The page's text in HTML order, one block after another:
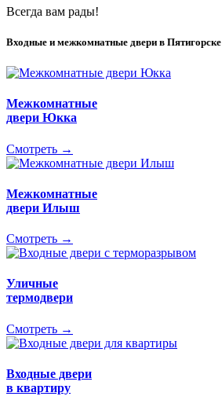
Всегда вам рады!
Входные и межкомнатные двери в Пятигорске
Межкомнатные
двери Юкка
Смотреть →
Межкомнатные
двери Илыш
Смотреть →
Уличные
термодвери
Смотреть →
Входные двери
в квартиру